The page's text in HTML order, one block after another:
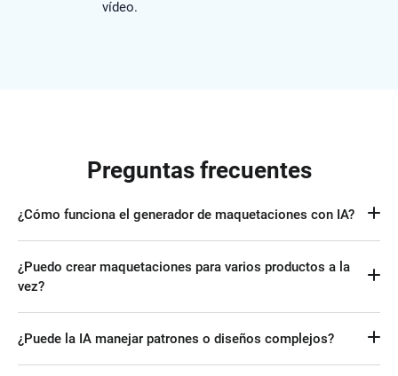
vídeo.
Preguntas frecuentes
¿Cómo funciona el generador de maquetaciones con IA?
utiliza inteligencia artificial para fusionar automáticamente
un patrón con cualquier elemento, como camisetas,
intervención manual.
¿Puedo crear maquetaciones para varios productos a la
vez?
maquetación cada vez. Sin embargo, puede trabajar en la
¿Puede la IA manejar patrones o diseños complejos?